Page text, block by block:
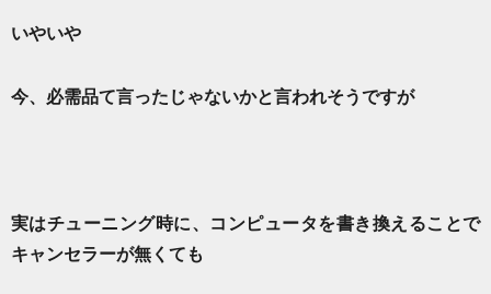
いやいや
今、必需品て言ったじゃないかと言われそうですが
実はチューニング時に、コンピュータを書き換えることで
キャンセラーが無くても